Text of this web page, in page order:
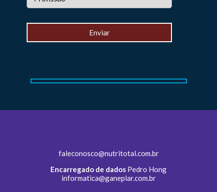
faleconosco@nutritotal.com.br
Encarregado de dados Pedro Hong
informatica@ganeplar.com.br